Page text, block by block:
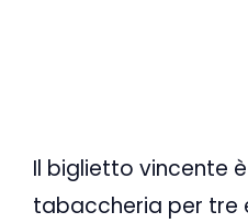
Il biglietto vincente
tabaccheria per tre